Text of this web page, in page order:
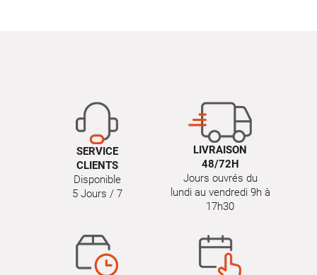
SERVICE
CLIENTS
Disponible
5 Jours / 7
LIVRAISON
48/72H
Jours ouvrés du
lundi au vendredi 9h à
17h30